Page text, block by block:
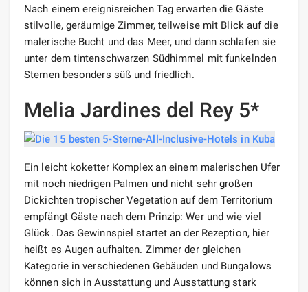
Nach einem ereignisreichen Tag erwarten die Gäste
stilvolle, geräumige Zimmer, teilweise mit Blick auf die
malerische Bucht und das Meer, und dann schlafen sie
unter dem tintenschwarzen Südhimmel mit funkelnden
Sternen besonders süß und friedlich.
Melia Jardines del Rey 5*
Ein leicht koketter Komplex an einem malerischen Ufer
mit noch niedrigen Palmen und nicht sehr großen
Dickichten tropischer Vegetation auf dem Territorium
empfängt Gäste nach dem Prinzip: Wer und wie viel
Glück. Das Gewinnspiel startet an der Rezeption, hier
heißt es Augen aufhalten. Zimmer der gleichen
Kategorie in verschiedenen Gebäuden und Bungalows
können sich in Ausstattung und Ausstattung stark